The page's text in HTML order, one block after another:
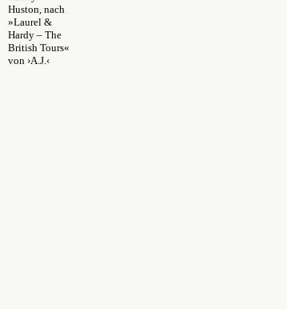
Huston, nach
»Laurel &
Hardy – The
British Tours«
von ›A.J.‹